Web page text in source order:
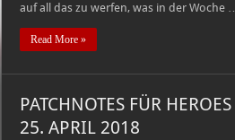
auf all das zu werfen, was in der Woche
Read More »
PATCHNOTES FÜR
25. APRIL 2018